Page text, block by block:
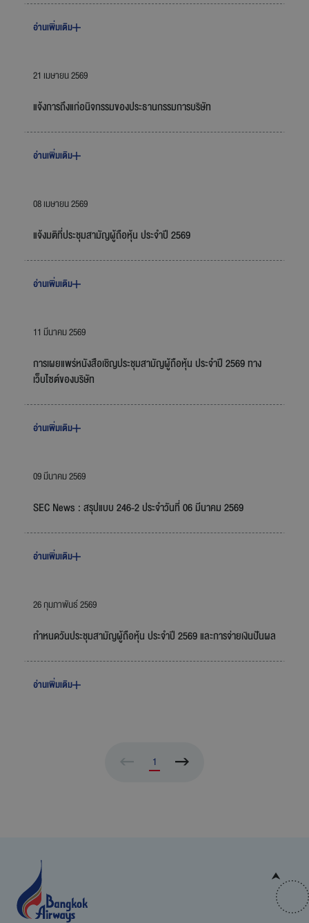
อ่านเพิ่มเติม
21 เมษายน 2569
แจ้งการถึงแก่อนิจกรรมของประธานกรรมการบริษัท
อ่านเพิ่มเติม
08 เมษายน 2569
แจ้งมติที่ประชุมสามัญผู้ถือหุ้น ประจำปี 2569
อ่านเพิ่มเติม
11 มีนาคม 2569
การเผยแพร่หนังสือเชิญประชุมสามัญผู้ถือหุ้น ประจำปี 2569 ทาง
เว็บไซต์ของบริษัท
อ่านเพิ่มเติม
09 มีนาคม 2569
SEC News : สรุปแบบ 246-2 ประจำวันที่ 06 มีนาคม 2569
อ่านเพิ่มเติม
26 กุมภาพันธ์ 2569
กำหนดวันประชุมสามัญผู้ถือหุ้น ประจำปี 2569 และการจ่ายเงินปันผล
อ่านเพิ่มเติม
1